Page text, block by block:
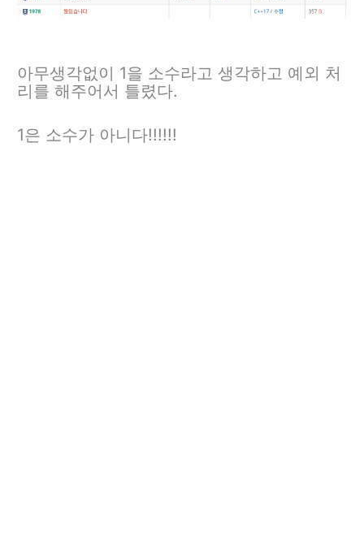
아무생각없이 1을 소수라고 생각하고 예외 처
리를 해주어서 틀렸다.
1은 소수가 아니다!!!!!!